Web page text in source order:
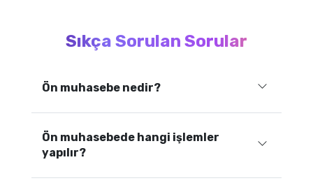
Sıkça Sorulan Sorular
Ön muhasebe nedir?
Ön muhasebede hangi işlemler
yapılır?